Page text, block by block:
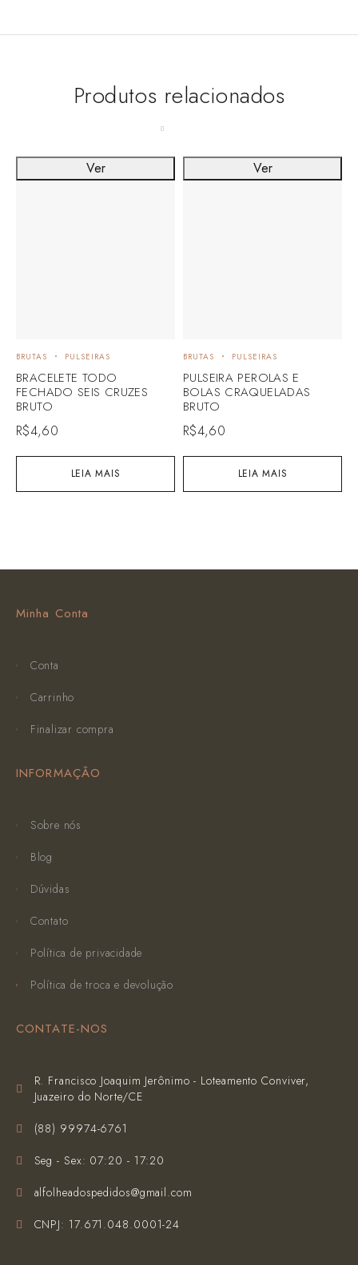
Produtos relacionados
LEIA MAIS
BRUTAS PULSEIRAS
BRACELETE TODO
FECHADO SEIS CRUZES
BRUTO
R$4,60
Ver
LEIA MAIS
BRUTAS PULSEIRAS
PULSEIRA PEROLAS E
BOLAS CRAQUELADAS
BRUTO
R$4,60
Ver
Minha Conta
Conta
Carrinho
Finalizar compra
INFORMAÇÃO
Sobre nós
Blog
Dúvidas
Contato
Política de privacidade
Política de troca e devolução
CONTATE-NOS
R. Francisco Joaquim Jerônimo - Loteamento Conviver,
Juazeiro do Norte/CE
(‪88) 99974-6761‬
Seg - Sex: 07:20 - 17:20
alfolheadospedidos@gmail.com
CNPJ: 17.671.048.0001-24